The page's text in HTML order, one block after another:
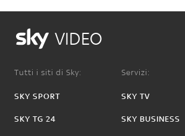
VIDEO
Tutti i siti di Sky:
SKY SPORT
SKY TG 24
Servizi:
SKY TV
SKY BUSINESS